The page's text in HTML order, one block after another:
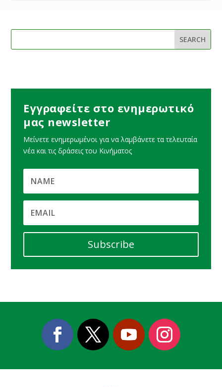
Εγγραφείτε στο ενημερωτικό
μας newsletter
Μείνετε ενημερωμένοι για να λαμβάνετε τα τελευταία
νέα και τις δράσεις του Κινήματος
Subscribe